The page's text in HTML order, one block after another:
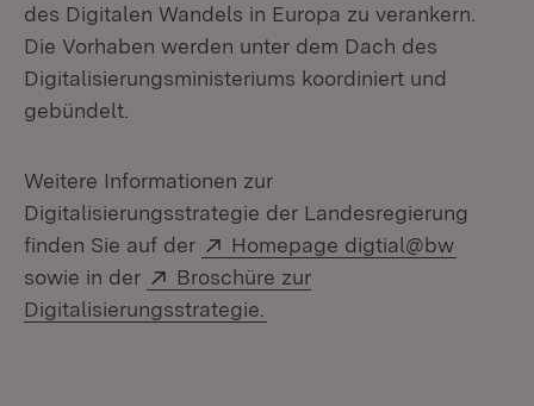
des Digitalen Wandels in Europa zu verankern.
Die Vorhaben werden unter dem Dach des
Digitalisierungsministeriums koordiniert und
gebündelt.
Weitere Informationen zur
Digitalisierungsstrategie der Landesregierung
finden Sie auf der
Extern:
Homepage digtial@bw
sowie in der
Extern:
Broschüre zur
Digitalisierungsstrategie.